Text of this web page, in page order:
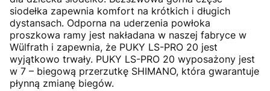
siodełka zapewnia komfort na krótkich i długich
dystansach. Odporna na uderzenia powłoka
proszkowa ramy jest nakładana w naszej fabryce w
Wülfrath i zapewnia, że PUKY LS-PRO 20 jest
wyjątkowo trwały. PUKY LS-PRO 20 wyposażony jest
w 7 – biegową przerzutkę SHIMANO, która gwarantuje
płynną zmianę biegów.